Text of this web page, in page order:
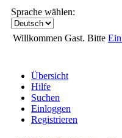
Sprache wählen:
Willkommen Gast. Bitte
Übersicht
Hilfe
Suchen
Einloggen
Registrieren